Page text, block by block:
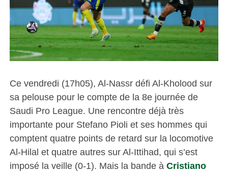
Ce vendredi (17h05), Al-Nassr défi Al-Kholood sur
sa pelouse pour le compte de la 8e journée de
Saudi Pro League. Une rencontre déjà très
importante pour Stefano Pioli et ses hommes qui
comptent quatre points de retard sur la locomotive
Al-Hilal et quatre autres sur Al-Ittihad, qui s’est
imposé la veille (0-1). Mais la bande à Cristiano